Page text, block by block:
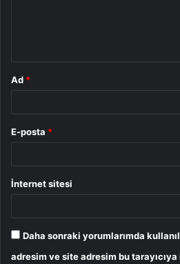
Ad *
E-posta *
İnternet sitesi
Daha sonraki yorumlarımda
adresim ve site adresim bu